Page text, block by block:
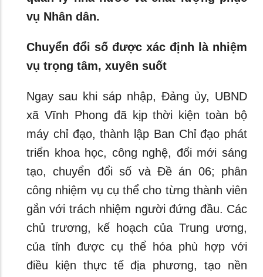
vụ Nhân dân.
Chuyển đổi số được xác định là nhiệm
vụ trọng tâm, xuyên suốt
Ngay sau khi sáp nhập, Đảng ủy, UBND
xã Vĩnh Phong đã kịp thời kiện toàn bộ
máy chỉ đạo, thành lập Ban Chỉ đạo phát
triển khoa học, công nghệ, đổi mới sáng
tạo, chuyển đổi số và Đề án 06; phân
công nhiệm vụ cụ thể cho từng thành viên
gắn với trách nhiệm người đứng đầu. Các
chủ trương, kế hoạch của Trung ương,
của tỉnh được cụ thể hóa phù hợp với
điều kiện thực tế địa phương, tạo nền